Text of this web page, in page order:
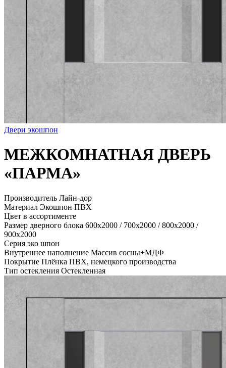
Двери экошпон
МЕЖКОМНАТНАЯ ДВЕРЬ
«ПАРМА»
Производитель Лайн-дор
Материал Экошпон ПВХ
Цвет в ассортименте
Размер дверного блока 600x2000 / 700x2000 / 800x2000 /
900x2000
Серия эко шпон
Внутреннее наполнение Массив сосны+МДФ
Покрытие Плёнка ПВХ, немецкого производства
Тип остекления Остекленная